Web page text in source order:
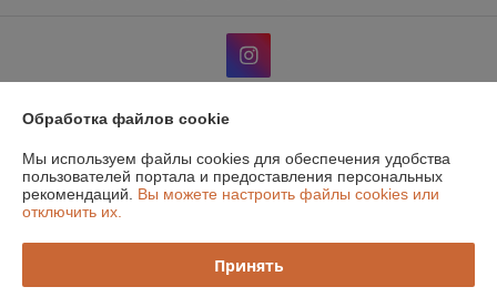
Юридическое лицо:Общество с дополнительной отвественностью
220131, г. Минск, 1й Измайловский пер, 51, ком.1
Обработка файлов cookie
Мы используем файлы cookies для обеспечения удобства
пользователей портала и предоставления персональных
рекомендаций. Вы можете настроить файлы cookies или
отключить их.
Принять